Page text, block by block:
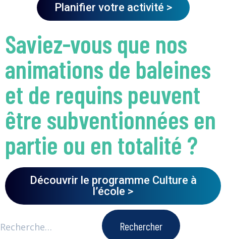
Planifier votre activité >
Saviez-vous que nos
animations de baleines
et de requins peuvent
être subventionnées en
partie ou en totalité ?
Découvrir le programme Culture à
l’école >